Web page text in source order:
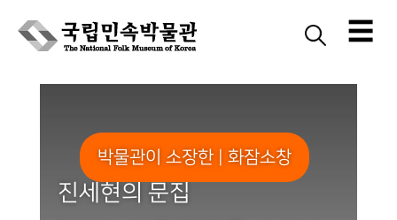
☰
Skip
박물관이 소장한 | 화잠소창
진세현의 문집